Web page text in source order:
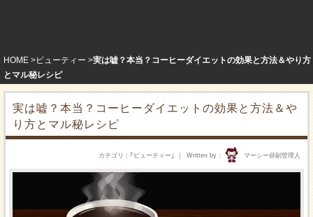
HOME ビューティー
実は嘘？本当？コーヒーダイエットの効果と方法＆やり方
とマル秘レシピ
実は嘘？本当？コーヒーダイエットの効果と方法＆や
り方とマル秘レシピ
Written by マーシー@副管理人
カテゴリ ｢ ビューティー ｣